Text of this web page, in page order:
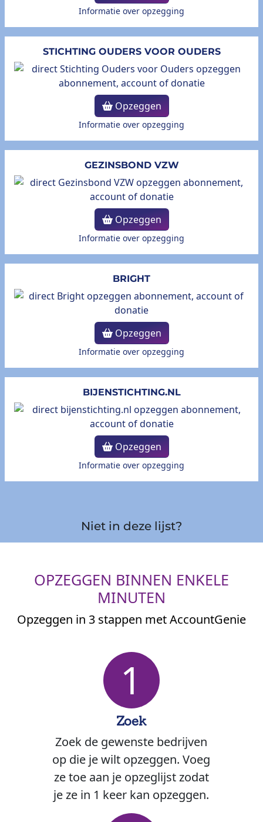
Informatie over opzegging
STICHTING OUDERS VOOR OUDERS
Opzeggen
Informatie over opzegging
GEZINSBOND VZW
Opzeggen
Informatie over opzegging
BRIGHT
Opzeggen
Informatie over opzegging
BIJENSTICHTING.NL
Opzeggen
Informatie over opzegging
Niet in deze lijst?
OPZEGGEN BINNEN ENKELE
MINUTEN
Opzeggen in 3 stappen met AccountGenie
1
Zoek
Zoek de gewenste bedrijven
op die je wilt opzeggen. Voeg
ze toe aan je opzeglijst zodat
je ze in 1 keer kan opzeggen.